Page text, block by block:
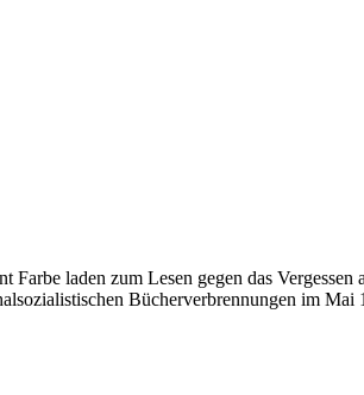
laden zum Lesen gegen das
Bücherverbrennungen im